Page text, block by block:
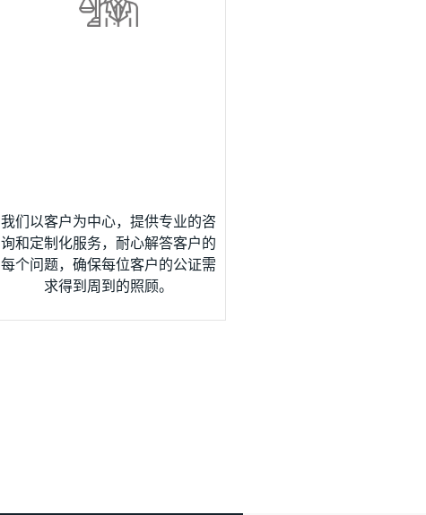
我们以客户为中心，提供专业的咨
询和定制化服务，耐心解答客户的
每个问题，确保每位客户的公证需
求得到周到的照顾。